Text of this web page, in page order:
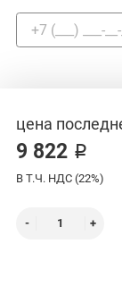
цена
9 822 ₽
В Т.Ч. НДС (22%)